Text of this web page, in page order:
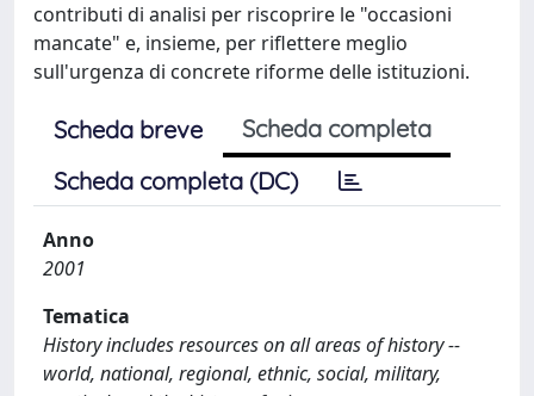
contributi di analisi per riscoprire le "occasioni
mancate" e, insieme, per riflettere meglio
sull'urgenza di concrete riforme delle istituzioni.
Scheda breve
Scheda completa
Scheda completa (DC)
Anno
2001
Tematica
History includes resources on all areas of history --
world, national, regional, ethnic, social, military,